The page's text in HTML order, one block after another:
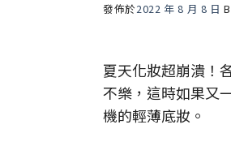
發佈於2022 年 8 月 8 日
夏天化妝超崩潰！
不樂，這時如果又
機的輕薄底妝。